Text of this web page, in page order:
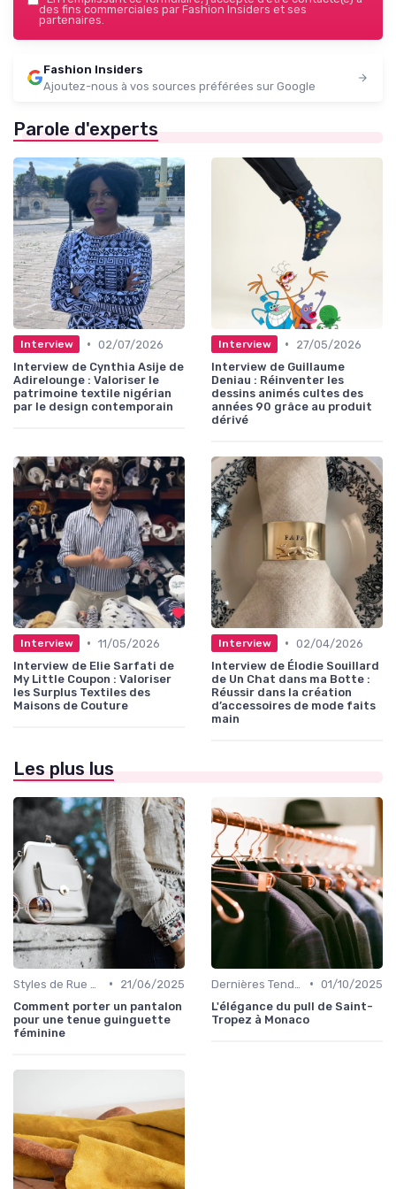
des fins commerciales par Fashion Insiders et ses
partenaires.
Fashion Insiders
Ajoutez-nous à vos sources préférées sur Google
Parole d'experts
Interview • 02/07/2026
Interview de Cynthia Asije de
Adirelounge : Valoriser le
patrimoine textile nigérian
par le design contemporain
Interview •
27/05/2026
Interview de Guillaume
Deniau : Réinventer les
dessins animés cultes des
années 90 grâce au produit
dérivé
Interview • 11/05/2026
Interview de Elie Sarfati de
My Little Coupon : Valoriser
les Surplus Textiles des
Maisons de Couture
Interview • 02/04/2026
Interview de Élodie Souillard
de Un Chat dans ma Botte :
Réussir dans la création
d’accessoires de mode faits
main
Les plus lus
•
21/06/2025
Comment porter un pantalon
pour une tenue guinguette
féminine
• 01/10/2025
L'élégance du pull de Saint-
Tropez à Monaco